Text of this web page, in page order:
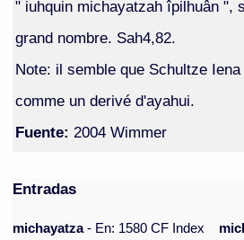
" iuhquin michayatzah îpilhuân ",
grand nombre. Sah4,82.
Note: il semble que Schultze
comme un derivé d'ayahui.
Fuente: 2004 Wimmer
Entradas
michayatza- En: 1580 CF Index